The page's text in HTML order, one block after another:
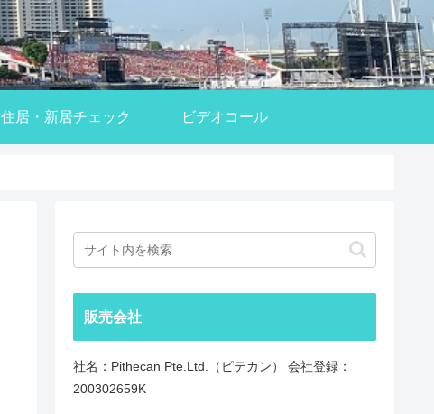
住居・新居チェック ビデオコール
販売会社
社名：Pithecan Pte.Ltd.（ピテカン） 会社登録：
200302659K